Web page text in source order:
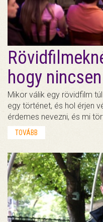
hogy
Mikor válik egy rövidfilm
egy történet, és hol érjen
érdemes nevezni, és mi
TOVÁBB